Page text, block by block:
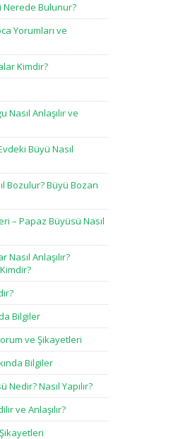
Nerede Bulunur?
Yorumları ve
Kimdir?
Nasıl Anlaşılır ve
Büyü Nasıl
Bozulur? Büyü Bozan
– Papaz Büyüsü Nasıl
Anlaşılır?
Bilgiler
ve Şikayetleri
Bilgiler
Nasıl Yapılır?
ve Anlaşılır?